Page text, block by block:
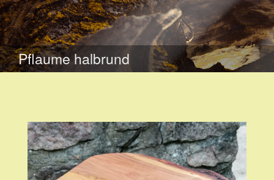
WEITER
ZUM
INHALT
Pflaume halbrund